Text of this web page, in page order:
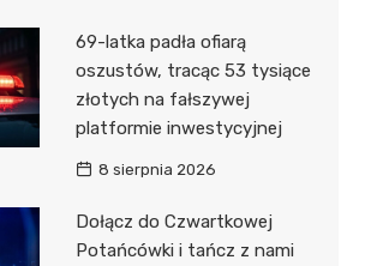
69-latka padła ofiarą
oszustów, tracąc 53 tysiące
złotych na fałszywej
platformie inwestycyjnej
8 sierpnia 2026
Dołącz do Czwartkowej
Potańcówki i tańcz z nami